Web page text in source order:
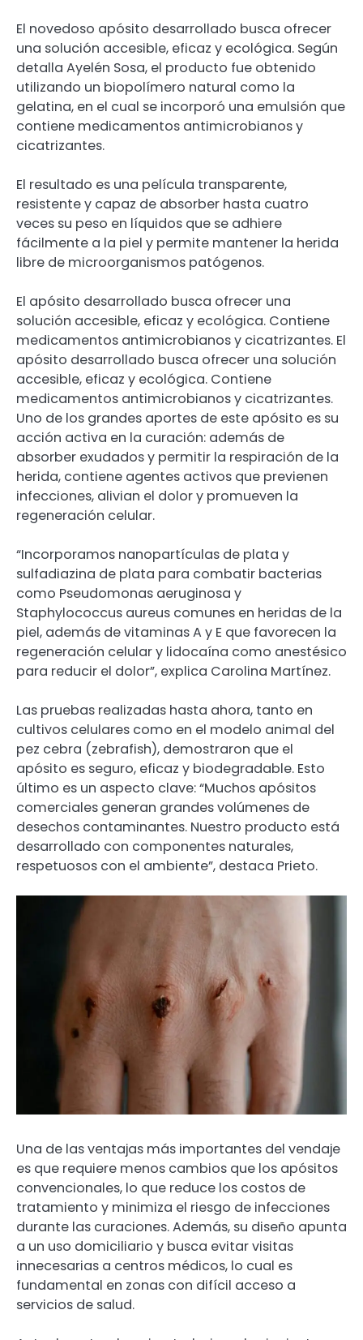
El novedoso apósito desarrollado busca ofrecer
una solución accesible, eficaz y ecológica. Según
detalla Ayelén Sosa, el producto fue obtenido
utilizando un biopolímero natural como la
gelatina, en el cual se incorporó una emulsión que
contiene medicamentos antimicrobianos y
cicatrizantes.
El resultado es una película transparente,
resistente y capaz de absorber hasta cuatro
veces su peso en líquidos que se adhiere
fácilmente a la piel y permite mantener la herida
libre de microorganismos patógenos.
El apósito desarrollado busca ofrecer una
solución accesible, eficaz y ecológica. Contiene
medicamentos antimicrobianos y cicatrizantes. El
apósito desarrollado busca ofrecer una solución
accesible, eficaz y ecológica. Contiene
medicamentos antimicrobianos y cicatrizantes.
Uno de los grandes aportes de este apósito es su
acción activa en la curación: además de
absorber exudados y permitir la respiración de la
herida, contiene agentes activos que previenen
infecciones, alivian el dolor y promueven la
regeneración celular.
“Incorporamos nanopartículas de plata y
sulfadiazina de plata para combatir bacterias
como Pseudomonas aeruginosa y
Staphylococcus aureus comunes en heridas de la
piel, además de vitaminas A y E que favorecen la
regeneración celular y lidocaína como anestésico
para reducir el dolor”, explica Carolina Martínez.
Las pruebas realizadas hasta ahora, tanto en
cultivos celulares como en el modelo animal del
pez cebra (zebrafish), demostraron que el
apósito es seguro, eficaz y biodegradable. Esto
último es un aspecto clave: “Muchos apósitos
comerciales generan grandes volúmenes de
desechos contaminantes. Nuestro producto está
desarrollado con componentes naturales,
respetuosos con el ambiente”, destaca Prieto.
Una de las ventajas más importantes del vendaje
es que requiere menos cambios que los apósitos
convencionales, lo que reduce los costos de
tratamiento y minimiza el riesgo de infecciones
durante las curaciones. Además, su diseño apunta
a un uso domiciliario y busca evitar visitas
innecesarias a centros médicos, lo cual es
fundamental en zonas con difícil acceso a
servicios de salud.